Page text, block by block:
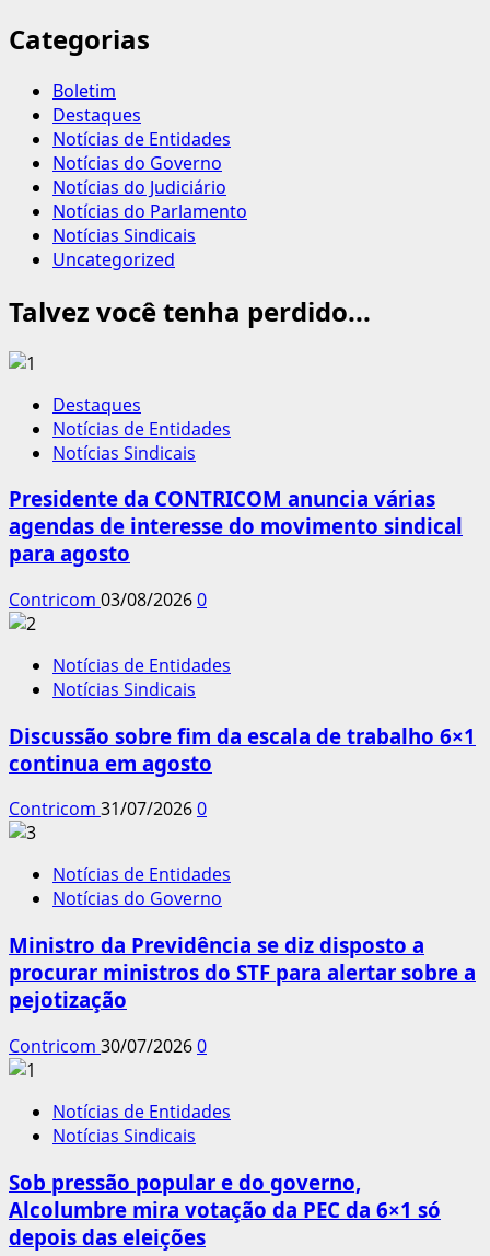
Categorias
Boletim
Destaques
Notícias de Entidades
Notícias do Governo
Notícias do Judiciário
Notícias do Parlamento
Notícias Sindicais
Uncategorized
Talvez você tenha perdido...
Destaques
Notícias de Entidades
Notícias Sindicais
Presidente da CONTRICOM anuncia várias
agendas de interesse do movimento sindical
para agosto
Contricom 03/08/20260
Notícias de Entidades
Notícias Sindicais
Discussão sobre fim da escala de trabalho 6×1
continua em agosto
Contricom 31/07/20260
Notícias de Entidades
Notícias do Governo
Ministro da Previdência se diz disposto a
procurar ministros do STF para alertar sobre a
pejotização
Contricom 30/07/20260
Notícias de Entidades
Notícias Sindicais
Sob pressão popular e do governo,
Alcolumbre mira votação da PEC da 6×1 só
depois das eleições